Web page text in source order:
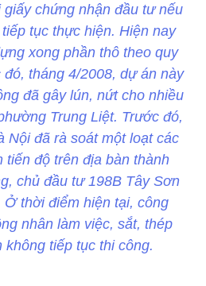
chứng nhận đầu tư nếu
tục thực hiện. Hiện nay
xong phần thô theo quy
tháng 4/2008, dự án này
đã gây lún, nứt cho nhiều
Trung Liệt. Trước đó,
Nội đã rà soát một loạt các
tiến độ trên địa bàn thành
chủ đầu tư 198B Tây Sơn
Ở thời điểm hiện tại, công
nhân làm việc, sắt, thép
tiếp tục thi công.